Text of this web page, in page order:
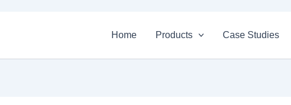
Home Products Case Studies